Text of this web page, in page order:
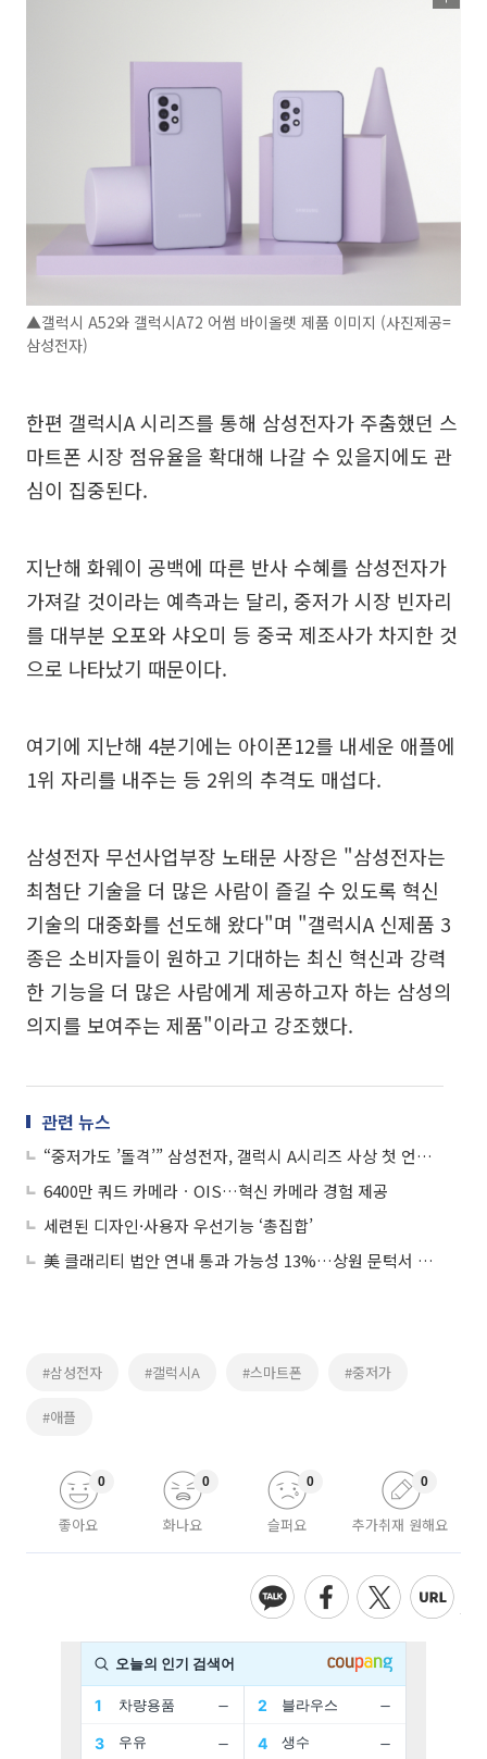
▲갤럭시 A52와 갤럭시A72 어썸 바이올렛 제품 이미지 (사진제공=
삼성전자)
한편 갤럭시A 시리즈를 통해 삼성전자가 주춤했던 스
마트폰 시장 점유율을 확대해 나갈 수 있을지에도 관
심이 집중된다.
지난해 화웨이 공백에 따른 반사 수혜를 삼성전자가
가져갈 것이라는 예측과는 달리, 중저가 시장 빈자리
를 대부분 오포와 샤오미 등 중국 제조사가 차지한 것
으로 나타났기 때문이다.
여기에 지난해 4분기에는 아이폰12를 내세운 애플에
1위 자리를 내주는 등 2위의 추격도 매섭다.
삼성전자 무선사업부장 노태문 사장은 "삼성전자는
최첨단 기술을 더 많은 사람이 즐길 수 있도록 혁신
기술의 대중화를 선도해 왔다"며 "갤럭시A 신제품 3
종은 소비자들이 원하고 기대하는 최신 혁신과 강력
한 기능을 더 많은 사람에게 제공하고자 하는 삼성의
의지를 보여주는 제품"이라고 강조했다.
관련 뉴스
“중저가도 ’돌격’” 삼성전자, 갤럭시 A시리즈 사상 첫 언팩 개최
6400만 쿼드 카메라ㆍOIS…혁신 카메라 경험 제공
세련된 디자인·사용자 우선기능 ‘총집합’
美 클래리티 법안 연내 통과 가능성 13%…상원 문턱서 제동
#삼성전자 #갤럭시A #스마트폰 #중저가
#애플
좋아요
0
화나요
0
슬퍼요
0
추가취재 원해요
0